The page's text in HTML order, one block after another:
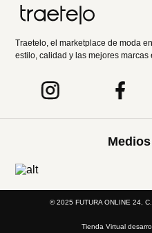
Traetelo, el marketplace de moda
estilo, calidad y las mejores marcas
© 2025 FUTURA ONLINE 24,
Tienda Virtual